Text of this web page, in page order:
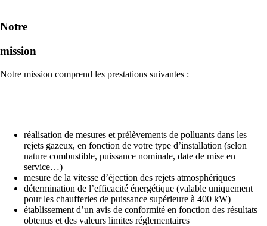
Notre
mission
Notre mission comprend les prestations suivantes :
réalisation de mesures et prélèvements de polluants dans les
rejets gazeux, en fonction de votre type d’installation (selon
nature combustible, puissance nominale, date de mise en
service…)
mesure de la vitesse d’éjection des rejets atmosphériques
détermination de l’efficacité énergétique (valable uniquement
pour les chaufferies de puissance supérieure à 400 kW)
établissement d’un avis de conformité en fonction des résultats
obtenus et des valeurs limites réglementaires